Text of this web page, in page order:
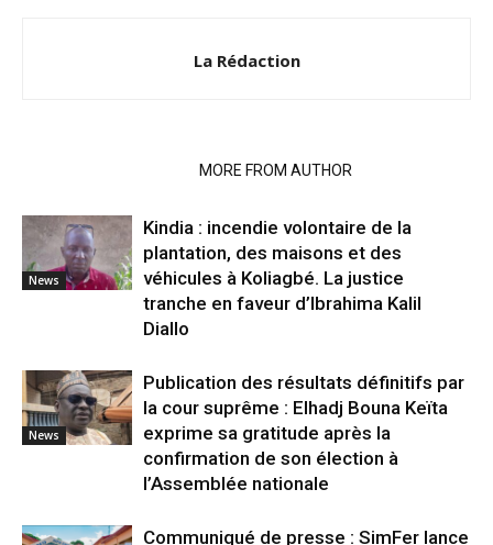
La Rédaction
MORE FROM AUTHOR
News
Kindia : incendie volontaire de la
plantation, des maisons et des
véhicules à Koliagbé. La justice
tranche en faveur d’Ibrahima Kalil
Diallo
News
Publication des résultats définitifs par
la cour suprême : Elhadj Bouna Keïta
exprime sa gratitude après la
confirmation de son élection à
l’Assemblée nationale
Communiqué de presse : SimFer lance